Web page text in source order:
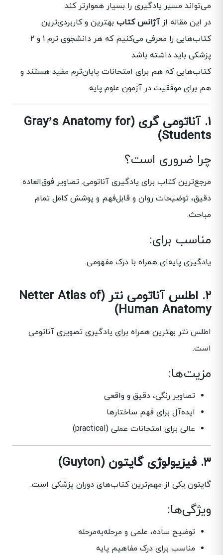
می‌تواند مسیر یادگیری را بسیار هموارتر کند.
در این مقاله ازآژانس کتاب بهترین و کاربردی‌ترین
کتاب‌هایی را معرفی می‌کنیم که هر دانشجوی ترم ۱ و ۲
پزشکی باید داشته باشد
کتاب‌هایی که هم برای امتحانات پایان‌ترم مفید هستند و
هم برای موفقیت در آزمون علوم پایه.
۱. آناتومی گری (Gray’s Anatomy for
Students)
چرا ضروری است؟
مرجع‌ترین کتاب برای یادگیری آناتومی. تصاویر فوق‌العاده
دقیق، توضیحات روان و قابل‌فهم و پوشش کامل تمام
مباحث.
مناسب برای:
یادگیری پایه‌ای همراه با درک مفهومی.
۲. اطلس آناتومی نتر (Netter Atlas of
Human Anatomy)
اطلس نتر بهترین همراه برای یادگیری تصویری آناتومی
است.
مزیت‌ها:
تصاویر رنگی، دقیق و واقعی
ایده‌آل برای فهم ساختارها
عالی برای امتحانات عملی (practical)
۳. فیزیولوژی گایتون (Guyton)
گایتون یکی از مهم‌ترین کتاب‌های دوران پزشکی است.
ویژگی‌ها:
توضیح ساده، علمی و مرحله‌به‌مرحله
مناسب برای درک مفاهیم پایه